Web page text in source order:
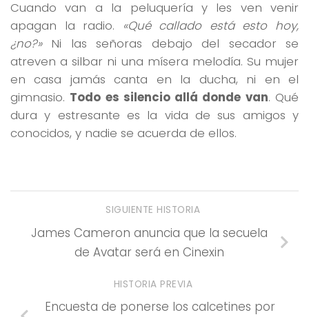
Cuando van a la peluquería y les ven venir
apagan la radio. «Qué callado está esto hoy,
¿no?»Ni las señoras debajo del secador se
atreven a silbar ni una mísera melodía. Su mujer
en casa jamás canta en la ducha, ni en el
gimnasio. Todo es silencio allá donde van. Qué
dura y estresante es la vida de sus amigos y
conocidos, y nadie se acuerda de ellos.
SIGUIENTE HISTORIA
James Cameron anuncia que la secuela
de Avatar será en Cinexin
HISTORIA PREVIA
Encuesta de ponerse los calcetines por